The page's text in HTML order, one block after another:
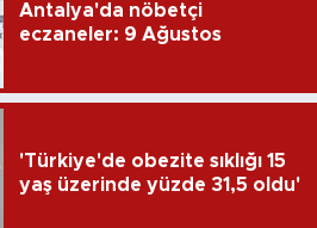
Antalya'da nöbetçi
eczaneler: 9 Ağustos
'Türkiye'de obezite sıklığı 15
yaş üzerinde yüzde 31,5 oldu'